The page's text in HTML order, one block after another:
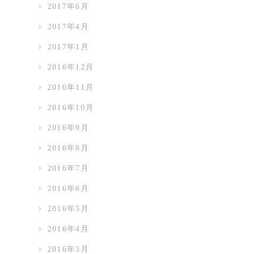
2017年6月
2017年4月
2017年1月
2016年12月
2016年11月
2016年10月
2016年9月
2016年8月
2016年7月
2016年6月
2016年5月
2016年4月
2016年3月